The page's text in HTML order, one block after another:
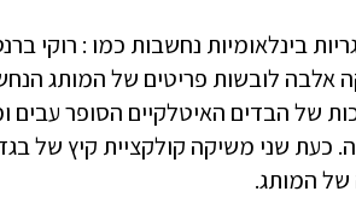
בינלאומיות נחשבות כמו : רוקי
אלבה לובשות פריטים של המותג
את האיכות של הבדים האיטלקיים
שני משיקה קולקציית קיץ של
של המותג.